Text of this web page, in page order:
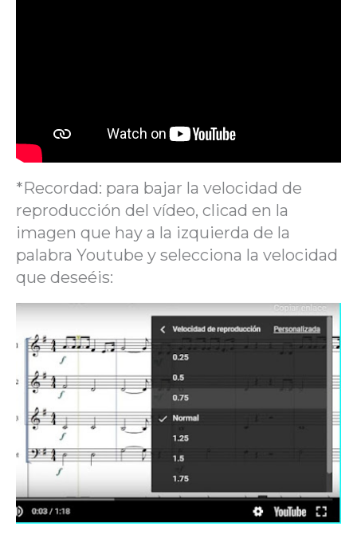
*Recordad: para bajar la velocidad de
reproducción del vídeo, clicad en la
imagen que hay a la izquierda de la
palabra Youtube y selecciona la velocidad
que deseéis: